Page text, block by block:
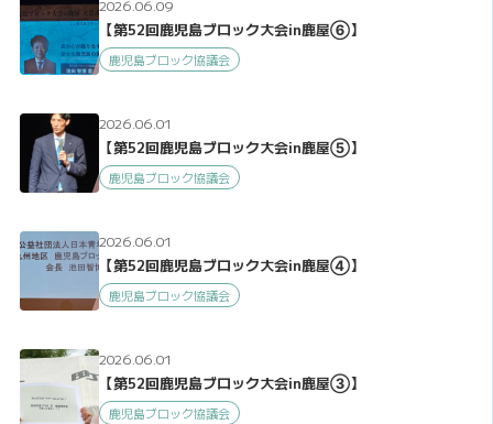
2026.06.09
【第52回鹿児島ブロック大会in鹿屋⑥】
鹿児島ブロック協議会
2026.06.01
【第52回鹿児島ブロック大会in鹿屋⑤】
鹿児島ブロック協議会
2026.06.01
【第52回鹿児島ブロック大会in鹿屋④】
鹿児島ブロック協議会
2026.06.01
【第52回鹿児島ブロック大会in鹿屋③】
鹿児島ブロック協議会